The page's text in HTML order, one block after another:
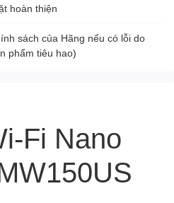
hoàn thiện
sách của Hãng nếu có lỗi do
phẩm tiêu hao)
Fi Nano